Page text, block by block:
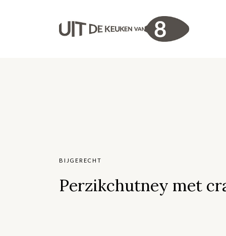
BIJGERECHT
Perzikchutney met